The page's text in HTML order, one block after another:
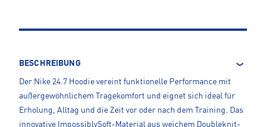
BESCHREIBUNG
Der Nike 24.7 Hoodie vereint funktionelle Performance mit
außergewöhnlichem Tragekomfort und eignet sich ideal für
Erholung, Alltag und die Zeit vor oder nach dem Training. Das
innovative ImpossiblySoft-Material aus weichem Doubleknit-